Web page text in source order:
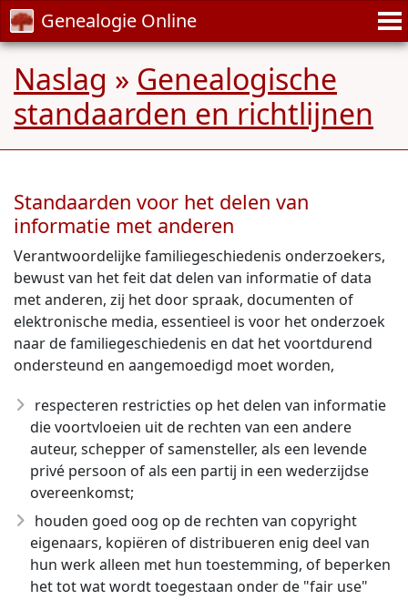
Genealogie Online
Naslag » Genealogische
standaarden en richtlijnen
Standaarden voor het delen van
informatie met anderen
Verantwoordelijke familiegeschiedenis onderzoekers,
bewust van het feit dat delen van informatie of data
met anderen, zij het door spraak, documenten of
elektronische media, essentieel is voor het onderzoek
naar de familiegeschiedenis en dat het voortdurend
ondersteund en aangemoedigd moet worden,
respecteren restricties op het delen van informatie
die voortvloeien uit de rechten van een andere
auteur, schepper of samensteller, als een levende
privé persoon of als een partij in een wederzijdse
overeenkomst;
houden goed oog op de rechten van copyright
eigenaars, kopiëren of distribueren enig deel van
hun werk alleen met hun toestemming, of beperken
het tot wat wordt toegestaan onder de "fair use"